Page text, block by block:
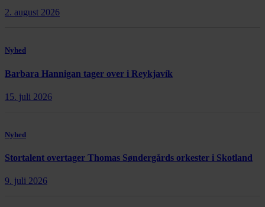
2. august 2026
Nyhed
Barbara Hannigan tager over i Reykjavík
15. juli 2026
Nyhed
Stortalent overtager Thomas Søndergårds orkester i Skotland
9. juli 2026